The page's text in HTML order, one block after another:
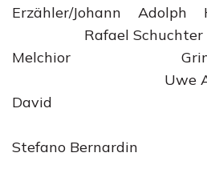
Erzähler/Johann Adolph
Rafael Schuchter
Melchior Grimm/
Uwe
David
Stefano Bernardin